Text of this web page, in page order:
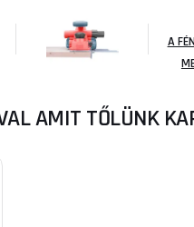
A
AMIT TŐLÜNK